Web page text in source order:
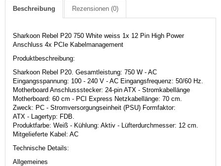
Beschreibung Rezensionen (0)
Sharkoon Rebel P20 750 White weiss 1x 12 Pin High Power
Anschluss 4x PCIe Kabelmanagement
Produktbeschreibung:
Sharkoon Rebel P20. Gesamtleistung: 750 W - AC
Eingangsspannung: 100 - 240 V - AC Eingangsfrequenz: 50/60 Hz.
Motherboard Anschlussstecker: 24-pin ATX - Stromkabellänge
Motherboard: 60 cm - PCI Express Netzkabellänge: 70 cm.
Zweck: PC - Stromversorgungseinheit (PSU) Formfaktor:
ATX - Lagertyp: FDB.
Produktfarbe: Weiß - Kühlung: Aktiv - Lüfterdurchmesser: 12 cm.
Mitgelieferte Kabel: AC
Technische Details:
Allgemeines